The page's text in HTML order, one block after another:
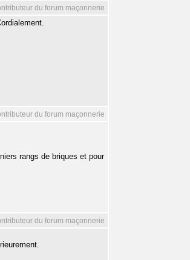
du forum maçonnerie
du forum maçonnerie
rangs de briques et pour
du forum maçonnerie